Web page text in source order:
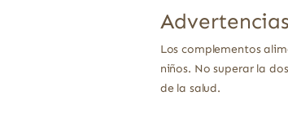
Advertencias
Los complementos
niños. No superar la
de la salud.